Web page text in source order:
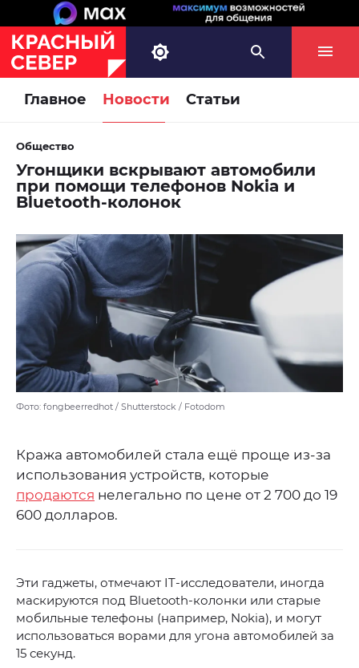
Главное Новости Статьи
Общество
Угонщики вскрывают автомобили
при помощи телефонов Nokia и
Bluetooth-колонок
Фото: fongbeerredhot / Shutterstock / Fotodom
Кража автомобилей стала ещё проще из-за
использования устройств, которые
продаются нелегально по цене от 2 700 до 19
600 долларов.
Эти гаджеты, отмечают IT-исследователи, иногда
маскируются под Bluetooth-колонки или старые
мобильные телефоны (например, Nokia), и могут
использоваться ворами для угона автомобилей за
15 секунд.